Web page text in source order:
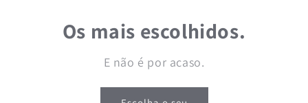
Os mais escolhidos.
E não é por acaso.